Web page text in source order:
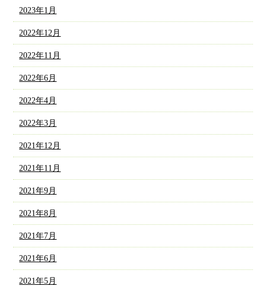
2023年1月
2022年12月
2022年11月
2022年6月
2022年4月
2022年3月
2021年12月
2021年11月
2021年9月
2021年8月
2021年7月
2021年6月
2021年5月